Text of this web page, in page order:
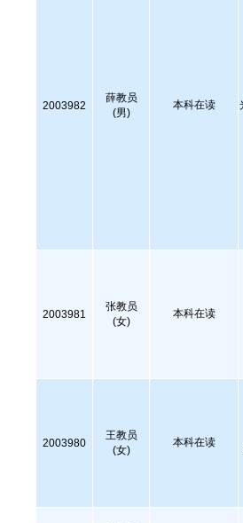
2003982
薛教员
(男)
本科在读
2003981
张教员
(女)
本科在读
2003980
王教员
(女)
本科在读